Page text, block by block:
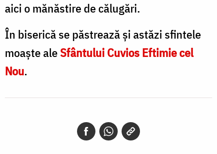
aici o mănăstire de călugări.
În biserică se păstrează și astăzi sfintele
moaște aleSfântului Cuvios Eftimie cel
Nou.